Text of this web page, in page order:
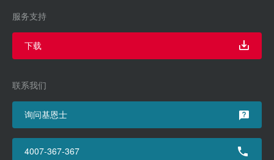
服务支持
下载
联系我们
询问基恩士
4007-367-367